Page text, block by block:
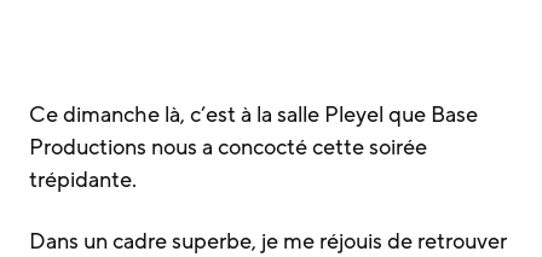
Ce dimanche là, c’est à la salle Pleyel que Base
Productions nous a concocté cette soirée
trépidante.
Dans un cadre superbe, je me réjouis de retrouver